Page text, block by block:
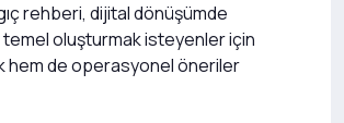
rehberi, dijital dönüşümde
oluşturmak isteyenler için
hem de operasyonel öneriler